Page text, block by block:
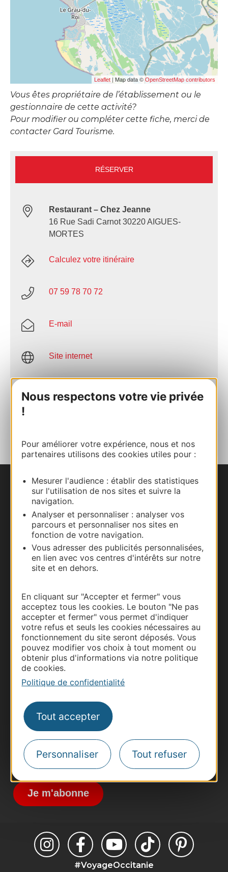
Nous respectons votre vie privée
!
Pour améliorer votre expérience, nous et nos
partenaires utilisons des cookies utiles pour :
Mesurer l'audience : établir des statistiques
sur l'utilisation de nos sites et suivre la
navigation.
Analyser et personnaliser : analyser vos
parcours et personnaliser nos sites en
fonction de votre navigation.
Vous adresser des publicités personnalisées,
en lien avec vos centres d'intérêts sur notre
site et en dehors.
En cliquant sur "Accepter et fermer" vous
acceptez tous les cookies. Le bouton "Ne pas
accepter et fermer" vous permet d'indiquer
votre refus et seuls les cookies nécessaires au
fonctionnement du site seront déposés. Vous
pouvez modifier vos choix à tout moment ou
obtenir plus d'informations via notre politique
de cookies.
Politique de confidentialité
Tout accepter
Personnaliser Tout refuser
Leaflet | Map data © OpenStreetMap contributors
Vous êtes propriétaire de l’établissement ou le
gestionnaire de cette activité?
Pour modifier ou compléter cette fiche, merci de
contacter Gard Tourisme.
RÉSERVER
Restaurant – Chez Jeanne
16 Rue Sadi Carnot 30220 AIGUES-
MORTES
Calculez votre itinéraire
07 59 78 70 72
E-mail
Site internet
Nous contacter
Carte interactive
Documentation
Thermalisme
Business/Mice
Site presse et d'influence
Voyagistes
Inscrivez-vous à la lettre d'information
Destination Occitanie pour recevoir des
Je m'abonne
#VoyageOccitanie